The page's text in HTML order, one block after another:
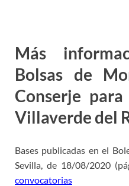
Más
Bolsas de
Conserje
Villaverde del
Bases publicadas en el
Sevilla, de 18/08/2020
convocatorias